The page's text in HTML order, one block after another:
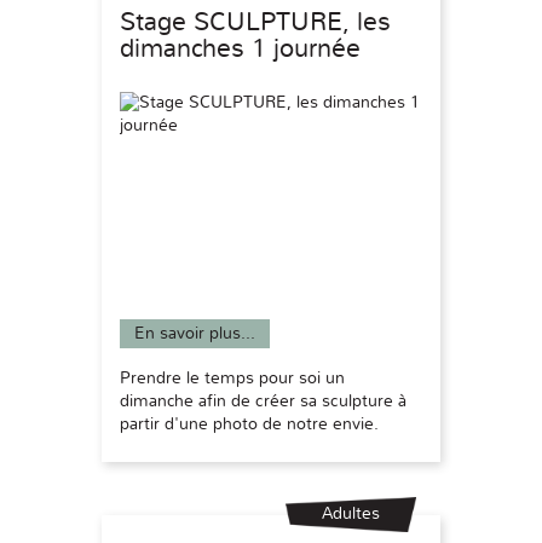
Stage SCULPTURE, les
dimanches 1 journée
En savoir plus...
Prendre le temps pour soi un
dimanche afin de créer sa sculpture à
partir d'une photo de notre envie.
Adultes